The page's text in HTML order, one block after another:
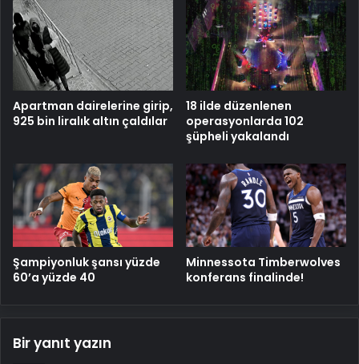
Apartman dairelerine girip,
925 bin liralık altın çaldılar
18 ilde düzenlenen
operasyonlarda 102
şüpheli yakalandı
Şampiyonluk şansı yüzde
60’a yüzde 40
Minnessota Timberwolves
konferans finalinde!
Bir yanıt yazın